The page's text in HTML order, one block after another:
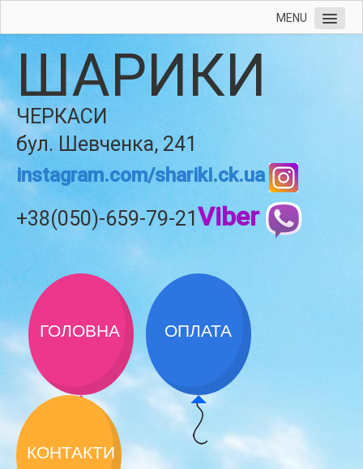
MENU
ШАРИКИ
ЧЕРКАСИ
бул. Шевченка, 241
instagram.com/shariki.ck.ua
+38(050)-659-79-21Viber
ГОЛОВНА ОПЛАТА
КОНТАКТИ